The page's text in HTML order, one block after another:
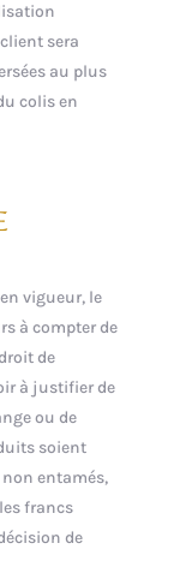
sera
au plus
colis en
vigueur, le
à compter de
de
à justifier de
ou de
soient
entamés,
francs
de